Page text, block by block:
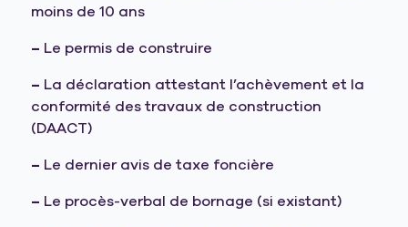
moins de 10 ans
– Le permis de construire
– La déclaration attestant l’achèvement et la
conformité des travaux de construction
(DAACT)
– Le dernier avis de taxe foncière
– Le procès-verbal de bornage (si existant)